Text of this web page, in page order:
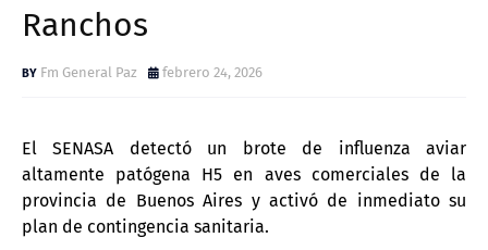
Ranchos
Fm General Paz febrero 24, 2026
El SENASA detectó un brote de influenza aviar
altamente patógena H5 en aves comerciales de la
provincia de Buenos Aires y activó de inmediato su
plan de contingencia sanitaria.